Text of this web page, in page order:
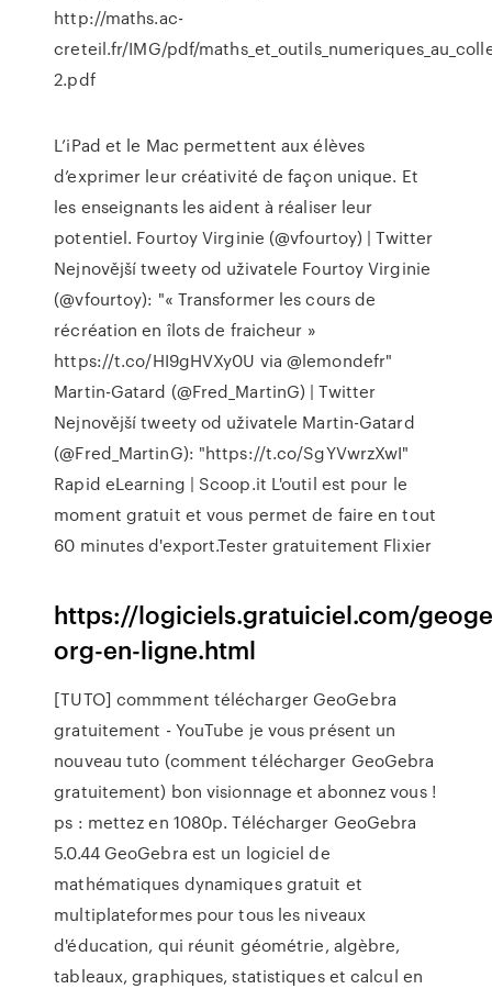
http://maths.ac-
creteil.fr/IMG/pdf/
2.pdf
L’iPad et le Mac permettent aux élèves
d’exprimer leur créativité de façon unique. Et
les enseignants les aident à réaliser leur
potentiel. Fourtoy Virginie (@vfourtoy) | Twitter
Nejnovější tweety od uživatele Fourtoy Virginie
(@vfourtoy): "« Transformer les cours de
récréation en îlots de fraicheur »
https://t.co/HI9gHVXy0U via @lemondefr"
Martin-Gatard (@Fred_MartinG) | Twitter
Nejnovější tweety od uživatele Martin-Gatard
(@Fred_MartinG): "https://t.co/SgYVwrzXwI"
Rapid eLearning | Scoop.it L'outil est pour le
moment gratuit et vous permet de faire en tout
60 minutes d'export.Tester gratuitement Flixier
https://logiciels.gratuiciel.com/
org-en-ligne.html
[TUTO] commment télécharger GeoGebra
gratuitement - YouTube je vous présent un
nouveau tuto (comment télécharger GeoGebra
gratuitement) bon visionnage et abonnez vous !
ps : mettez en 1080p. Télécharger GeoGebra
5.0.44 GeoGebra est un logiciel de
mathématiques dynamiques gratuit et
multiplateformes pour tous les niveaux
d'éducation, qui réunit géométrie, algèbre,
tableaux, graphiques, statistiques et calcul en